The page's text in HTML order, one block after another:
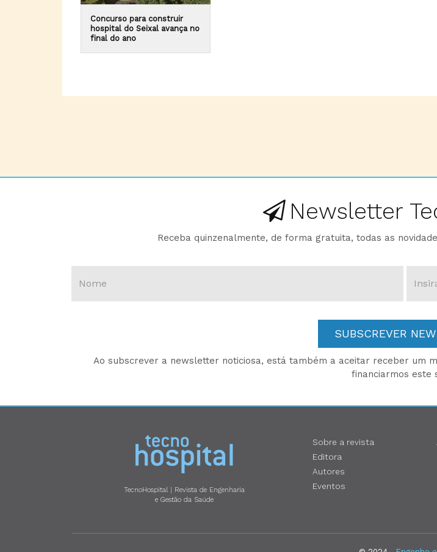
Concurso para construir
hospital do Seixal avança no
final do ano
Newsletter
Receba quinzenalmente, de forma gratuita, todas as
SUBSCREVER
Ao subscrever a newsletter noticiosa, está também a aceitar receber um
financiarmos este
TecnoHospital | Revista de Engenharia
e Gestão da Saúde
Sobre a revista
Editora
Autores
Eventos